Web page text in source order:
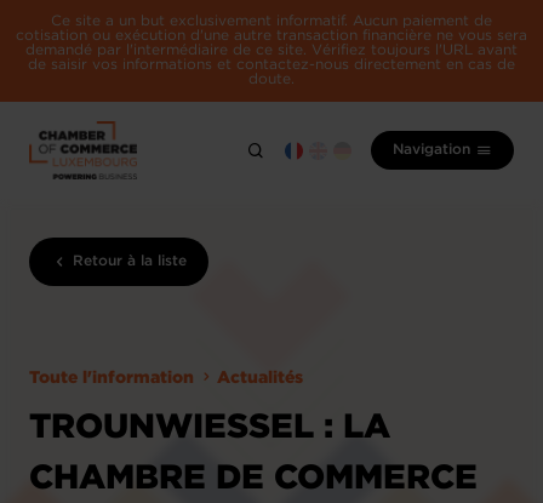
Ce site a un but exclusivement informatif. Aucun paiement de
cotisation ou exécution d'une autre transaction financière ne vous sera
demandé par l'intermédiaire de ce site. Vérifiez toujours l'URL avant
de saisir vos informations et contactez-nous directement en cas de
doute.
Navigation
Retour à la liste
Toute l'information Actualités
TROUNWIESSEL : LA
CHAMBRE DE COMMERCE